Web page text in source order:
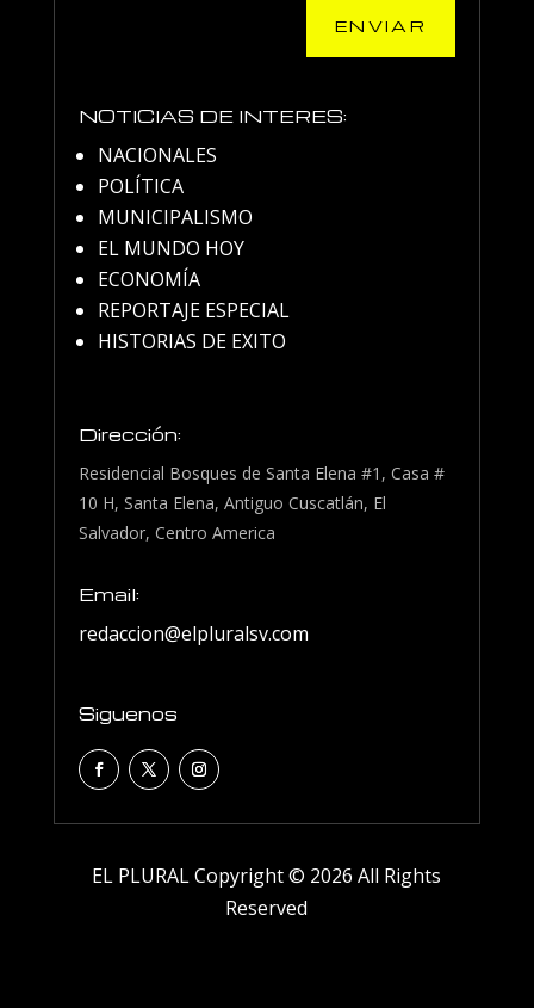
ENVIAR
NOTICIAS DE INTERES:
NACIONALES
POLÍTICA
MUNICIPALISMO
EL MUNDO HOY
ECONOMÍA
REPORTAJE ESPECIAL
HISTORIAS DE EXITO
Dirección:
Residencial Bosques de Santa Elena #1, Casa #
10 H, Santa Elena, Antiguo Cuscatlán, El
Salvador, Centro America
Email:
redaccion@elpluralsv.com
Siguenos
EL PLURAL Copyright © 2026 All Rights
Reserved